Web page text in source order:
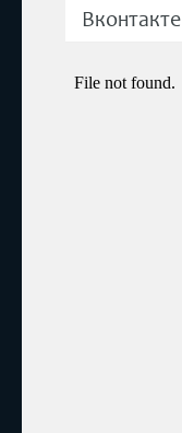
Вконтакте